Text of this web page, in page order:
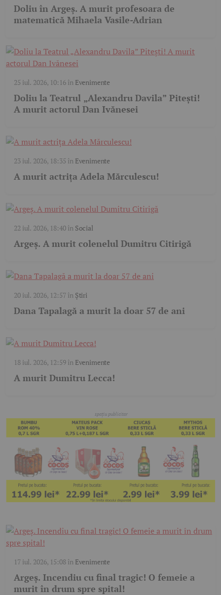
Doliu în Argeș. A murit profesoara de
matematică Mihaela Vasile-Adrian
25 iul. 2026, 10:16în Evenimente
Doliu la Teatrul „Alexandru Davila” Pitești!
A murit actorul Dan Ivănesei
23 iul. 2026, 18:35 în Evenimente
A murit actrița Adela Mărculescu!
22 iul. 2026, 18:40în Social
Argeș. A murit colenelul Dumitru Citirigă
20 iul. 2026, 12:57în Știri
Dana Tapalagă a murit la doar 57 de ani
18 iul. 2026, 12:59în Evenimente
A murit Dumitru Lecca!
17 iul. 2026, 15:08în Evenimente
Argeș. Incendiu cu final tragic! O femeie a
murit în drum spre spital!